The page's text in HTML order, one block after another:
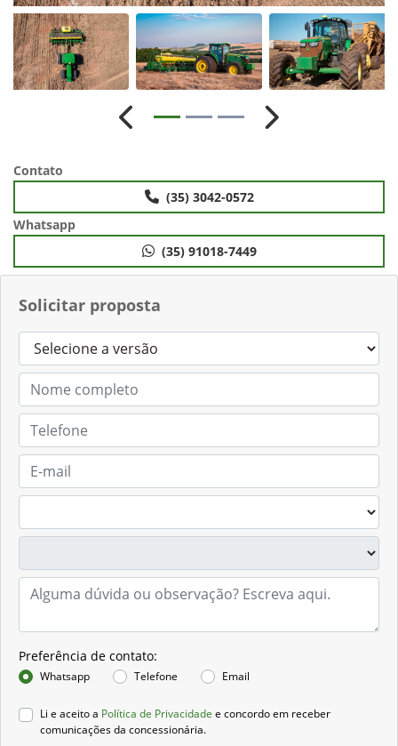
Solicitar proposta
Preferência de contato:
Whatsapp Telefone Email
Li e aceito a Política de Privacidade e concordo em receber
comunicações da concessionária.
Anterior Próximo
Contato
(35) 3042-0572
Whatsapp
(35) 91018-7449